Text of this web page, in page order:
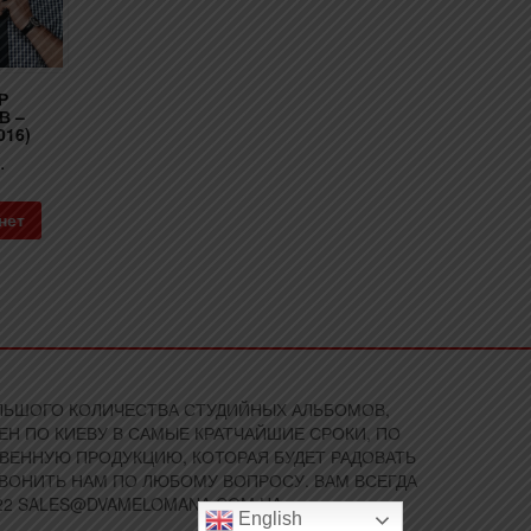
–
КОЛИЧЕСТВА СТУДИЙНЫХ АЛЬБОМОВ,
ПО КИЕВУ В САМЫЕ КРАТЧАЙШИЕ СРОКИ, ПО
ПРОДУКЦИЮ, КОТОРАЯ БУДЕТ РАДОВАТЬ
НАМ ПО ЛЮБОМУ ВОПРОСУ. ВАМ ВСЕГДА
English